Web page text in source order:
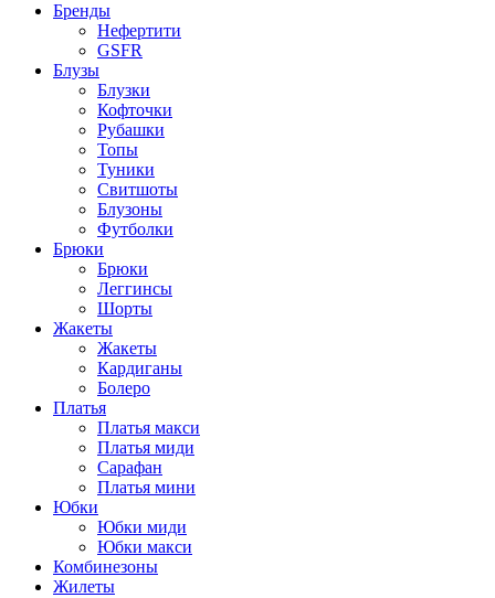
Бренды
Нефертити
GSFR
Блузы
Блузки
Кофточки
Рубашки
Топы
Туники
Свитшоты
Блузоны
Футболки
Брюки
Брюки
Леггинсы
Шорты
Жакеты
Жакеты
Кардиганы
Болеро
Платья
Платья макси
Платья миди
Сарафан
Платья мини
Юбки
Юбки миди
Юбки макси
Комбинезоны
Жилеты